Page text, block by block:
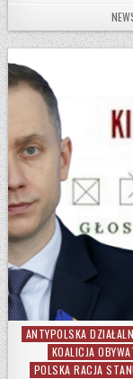
Posted in
ANTYPOLSKA
KOALICJA
POLSKA RACJA